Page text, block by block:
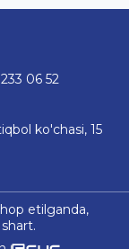
06 52
ko'chasi, 15
etilganda,